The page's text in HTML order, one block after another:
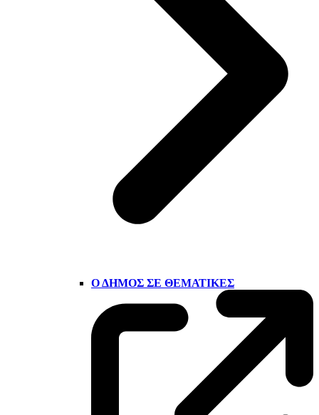
Ο ΔΉΜΟΣ ΣΕ ΘΕΜΑΤΙΚΈΣ